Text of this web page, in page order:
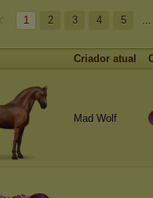
1 2 3 4 5 ...
Criador atual
Mad Wolf